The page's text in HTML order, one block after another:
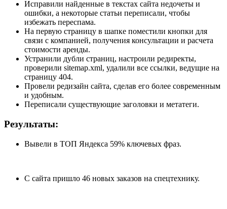
Исправили найденные в текстах сайта недочеты и
ошибки, а некоторые статьи переписали, чтобы
избежать переспама.
На первую страницу в шапке поместили кнопки для
связи с компанией, получения консультации и расчета
стоимости аренды.
Устранили дубли страниц, настроили редиректы,
проверили sitemap.xml, удалили все ссылки, ведущие на
страницу 404.
Провели редизайн сайта, сделав его более современным
и удобным.
Переписали существующие заголовки и метатеги.
Результаты:
Вывели в ТОП Яндекса 59% ключевых фраз.
С сайта пришло 46 новых заказов на спецтехнику.